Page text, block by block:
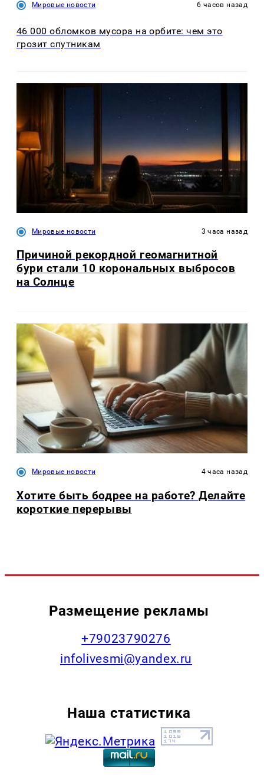
Мировые новости 6 часов назад
46 000 обломков мусора на орбите: чем это
грозит спутникам
Мировые новости 3 часа назад
Причиной рекордной геомагнитной
бури стали 10 корональных выбросов
на Солнце
Мировые новости 4 часа назад
Хотите быть бодрее на работе? Делайте
короткие перерывы
Размещение рекламы
+79023790276
infolivesmi@yandex.ru
Наша статистика